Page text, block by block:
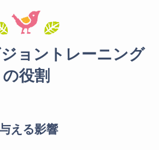
ョントレーニング
の役割
える影響